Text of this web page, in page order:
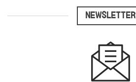
NEWSLETTER